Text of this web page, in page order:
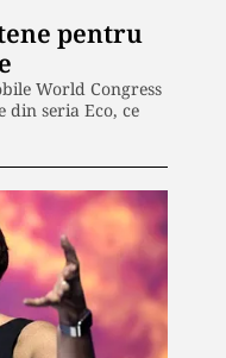
pentru
World Congress
din seria Eco, ce